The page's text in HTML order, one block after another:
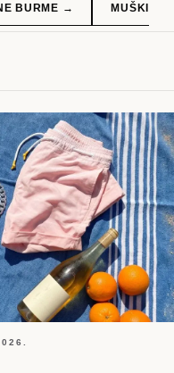
BURME →
MUŠKI